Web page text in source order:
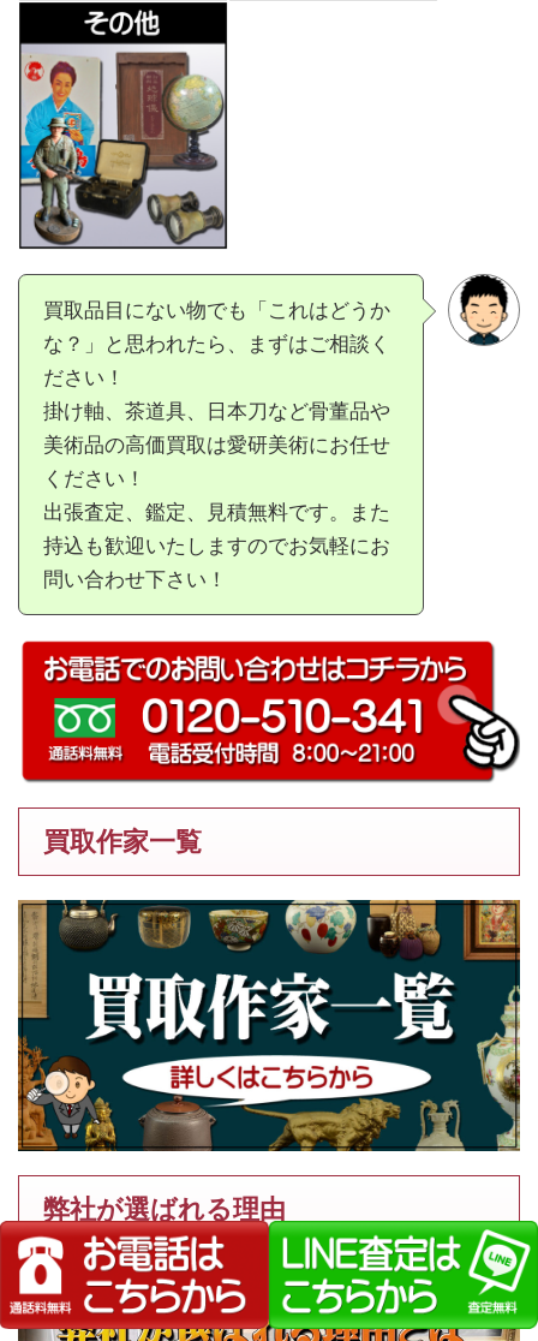
買取品目にない物でも「これはどうか
な？」と思われたら、まずはご相談く
ださい！
掛け軸、茶道具、日本刀など骨董品や
美術品の高価買取は愛研美術にお任せ
ください！
出張査定、鑑定、見積無料です。また
持込も歓迎いたしますのでお気軽にお
問い合わせ下さい！
買取作家一覧
弊社が選ばれる理由